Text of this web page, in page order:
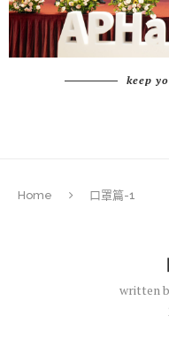
keep
Home 口罩篇-1
written